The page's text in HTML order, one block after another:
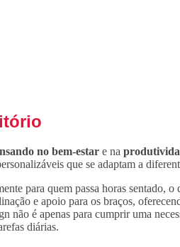
no bem-estar e na
que se adaptam a
para quem passa horas sentado,
e apoio para os braços,
não é apenas para cumprir uma
diárias.